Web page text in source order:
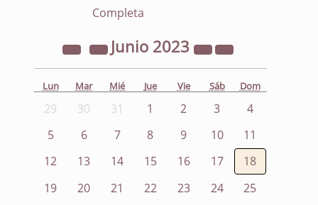
Completa
Junio 2023
Lun Mar Mié Jue Vie Sáb Dom
29 30 31 1 2 3
4
5
6 7 8 9 10
11
12
13 14 15 16 17
18
19
20 21 22 23 24
25